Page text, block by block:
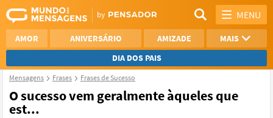
MENU
AMOR ANIVERSÁRIO AMIZADE
MAIS
DIA DOS PAIS
AGRADECIMENTO
Mensagens Frases Frases de Sucesso
O sucesso vem geralmente àqueles que
est...